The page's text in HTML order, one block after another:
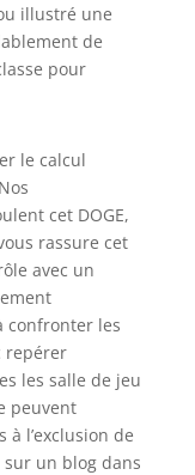
illustré une
de
pour
le calcul
cet DOGE,
rassure cet
avec un
confronter les
repérer
les salle de jeu
peuvent
à l’exclusion de
un blog dans